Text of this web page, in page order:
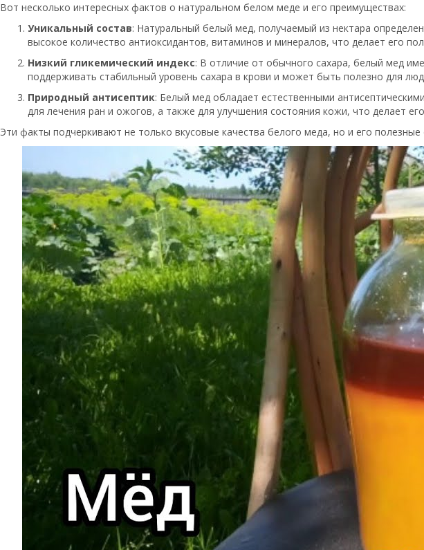
Вот несколько интересных фактов о натуральном белом меде и его преимуществах:
Уникальный состав: Натуральный белый мед, получаемый из нектара
высокое количество антиоксидантов, витаминов и минералов, что делает его
Низкий гликемический индекс: В отличие от обычного сахара, белый мед
поддерживать стабильный уровень сахара в крови и может быть полезно для
Природный антисептик: Белый мед обладает естественными
для лечения ран и ожогов, а также для улучшения состояния кожи, что делает
Эти факты подчеркивают не только вкусовые качества белого меда, но и его полезные